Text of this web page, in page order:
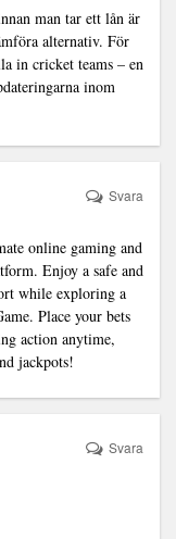
man tar ett lån är
alternativ. För
in cricket teams – en
inom
online gaming and
Enjoy a safe and
while exploring a
Place your bets
action anytime,
jackpots!
Svara
Svara